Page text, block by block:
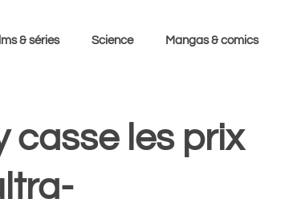
& séries Science Mangas & comics
casse les prix